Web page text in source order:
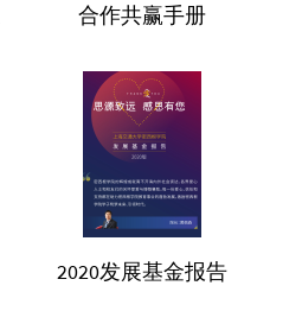
合作共赢手册
2020发展基金报告